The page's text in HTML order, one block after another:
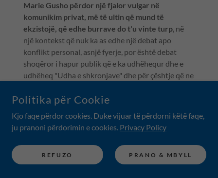
Marie Gusho përdor një fjalor vulgar në
komunikim privat, më të ultin që mund të
ekzistojë, që edhe burrave do t'u vinte turp, në
një kontekst që nuk ka as edhe një debat apo
konflikt personal, asnjë fyerje, por është debat
shoqëror i hapur publik që e ka udhëhequr dhe e
udhëheq "Udha e shkronjave" dhe për çështje që ne
natyrë të mirëfiltë kombëtare, qëndrime të "Udha e
Kombëtare, të Mësonjëtores së parë shqipe në
Korçë, në mbrojtje të Vëllezërve Frashëri. Ne
shkruajmë saktësisht për atë që i kemi shkruar vetë
Qeverisë së Shqipërisë, Qeverisë së Kosovës,
Politika për Cookie
Kjo faqe përdor cookies. Duke vijuar të përdorni këtë faqe,
ju pranoni përdorimin e cookies. Privacy Policy
REFUZO PRANO & MBYLL